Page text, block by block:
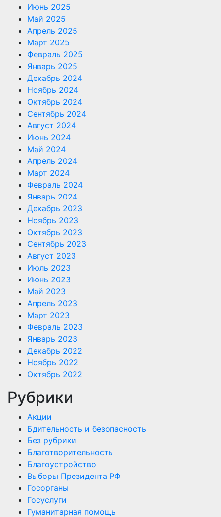
Июнь 2025
Май 2025
Апрель 2025
Март 2025
Февраль 2025
Январь 2025
Декабрь 2024
Ноябрь 2024
Октябрь 2024
Сентябрь 2024
Август 2024
Июнь 2024
Май 2024
Апрель 2024
Март 2024
Февраль 2024
Январь 2024
Декабрь 2023
Ноябрь 2023
Октябрь 2023
Сентябрь 2023
Август 2023
Июль 2023
Июнь 2023
Май 2023
Апрель 2023
Март 2023
Февраль 2023
Январь 2023
Декабрь 2022
Ноябрь 2022
Октябрь 2022
Рубрики
Акции
Бдительность и безопасность
Без рубрики
Благотворительность
Благоустройство
Выборы Президента РФ
Госорганы
Госуслуги
Гуманитарная помощь